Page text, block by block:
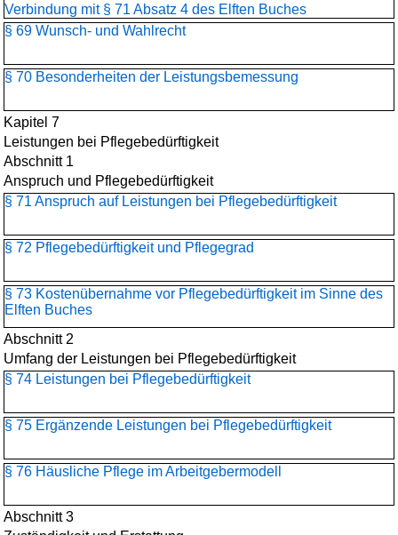
Verbindung mit § 71 Absatz 4 des Elften Buches
§ 69 Wunsch- und Wahlrecht
§ 70 Besonderheiten der Leistungsbemessung
Kapitel 7
Leistungen bei Pflegebedürftigkeit
Abschnitt 1
Anspruch und Pflegebedürftigkeit
§ 71 Anspruch auf Leistungen bei Pflegebedürftigkeit
§ 72 Pflegebedürftigkeit und Pflegegrad
§ 73 Kostenübernahme vor Pflegebedürftigkeit im Sinne des
Elften Buches
Abschnitt 2
Umfang der Leistungen bei Pflegebedürftigkeit
§ 74 Leistungen bei Pflegebedürftigkeit
§ 75 Ergänzende Leistungen bei Pflegebedürftigkeit
§ 76 Häusliche Pflege im Arbeitgebermodell
Abschnitt 3